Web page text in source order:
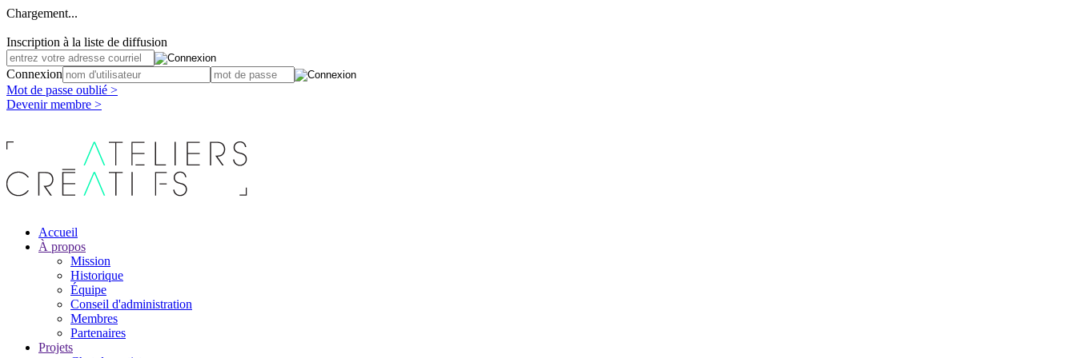
Chargement...
Inscription à la liste de diffusion
Connexion
Mot de passe oublié >
Devenir membre >
Accueil
À propos
Mission
Historique
Équipe
Conseil d'administration
Membres
Partenaires
Projets